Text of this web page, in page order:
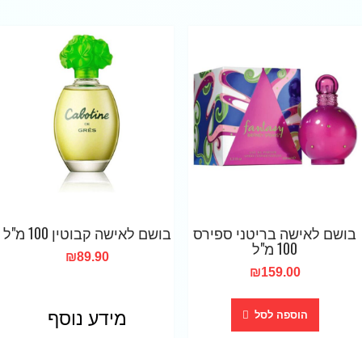
בושם לאישה בריטני ספירס
100 מ"ל
₪159.00
הוספה לסל
בושם לאישה קבוטין 100 מ"ל
₪89.90
מידע נוסף